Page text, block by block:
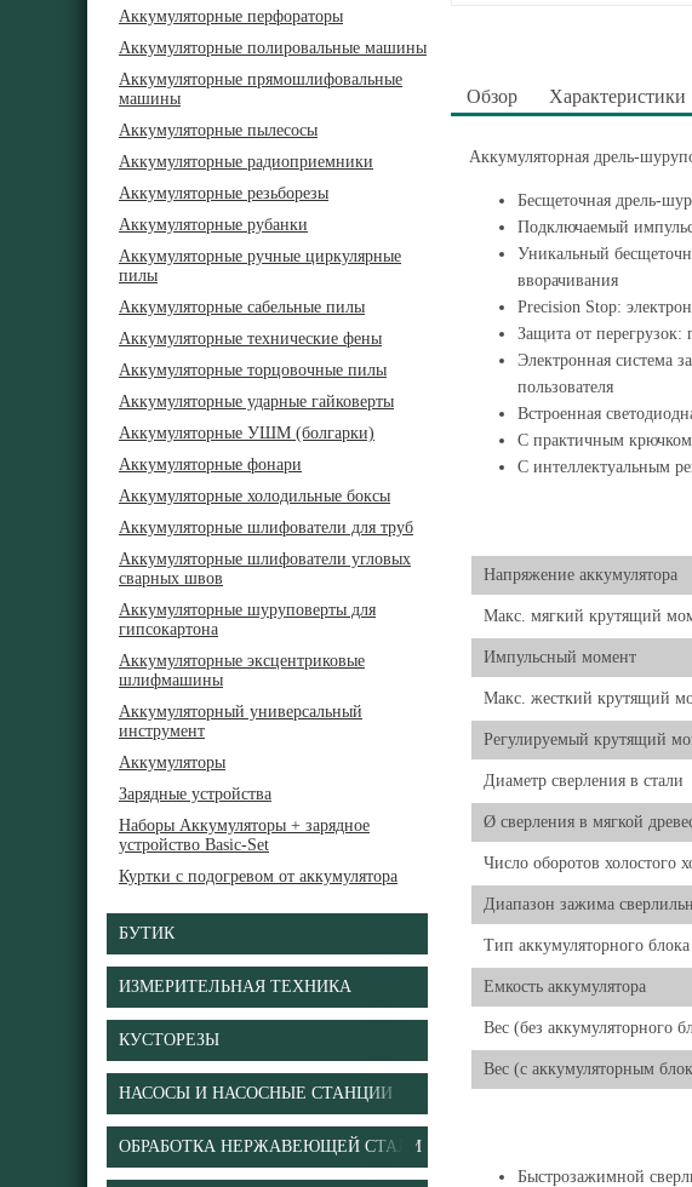
Аккумуляторные перфораторы
Аккумуляторные полировальные машины
Аккумуляторные прямошлифовальные
машины
Аккумуляторные пылесосы
Аккумуляторные радиоприемники
Аккумуляторные резьборезы
Аккумуляторные рубанки
Аккумуляторные ручные циркулярные
пилы
Аккумуляторные сабельные пилы
Аккумуляторные технические фены
Аккумуляторные торцовочные пилы
Аккумуляторные ударные гайковерты
Аккумуляторные УШМ (болгарки)
Аккумуляторные фонари
Аккумуляторные холодильные боксы
Аккумуляторные шлифователи для труб
Аккумуляторные шлифователи угловых
сварных швов
Аккумуляторные шуруповерты для
гипсокартона
Аккумуляторные эксцентриковые
шлифмашины
Аккумуляторный универсальный
инструмент
Аккумуляторы
Зарядные устройства
Наборы Аккумуляторы + зарядное
устройство Basic-Set
Куртки с подогревом от аккумулятора
БУТИК
ИЗМЕРИТЕЛЬНАЯ ТЕХНИКА
КУСТОРЕЗЫ
НАСОСЫ И НАСОСНЫЕ СТАНЦИИ
ОБРАБОТКА НЕРЖАВЕЮЩЕЙ СТАЛИ
Обзор Характеристики
Аккумуляторная дрель-
Бесщеточная дрель-
Подключаемый
Уникальный
вворачивания
Precision Stop:
Защита от перегрузок:
Электронная система
пользователя
Встроенная
С практичным крючком
С интеллектуальным
Напряжение аккумулятора
Макс. мягкий крутящий
Импульсный момент
Макс. жесткий крутящий
Регулируемый крутящий
Диаметр сверления в стали
Ø сверления в мягкой
Число оборотов холостого
Диапазон зажима
Тип аккумуляторного блока
Емкость аккумулятора
Вес (без аккумуляторного
Вес (с аккумуляторным
Быстрозажимной